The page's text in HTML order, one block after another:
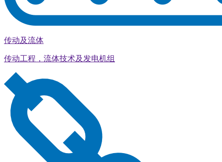
传动及流体
传动工程，流体技术及发电机组